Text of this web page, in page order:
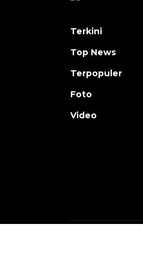
Terkini
Top News
Terpopuler
Foto
Video